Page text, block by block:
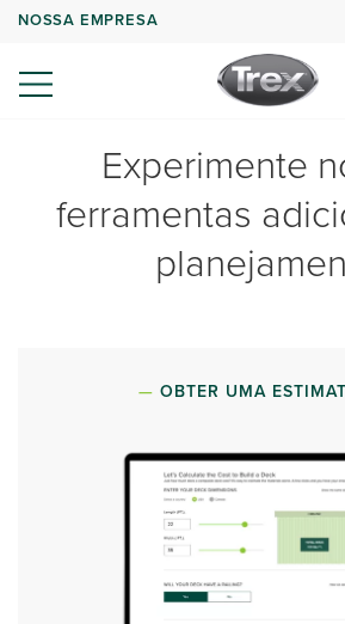
NOSSA EMPRESA
Experimente
ferramentas
OBTER UMA